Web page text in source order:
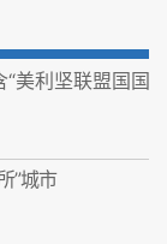
美利坚联盟国国
”城市